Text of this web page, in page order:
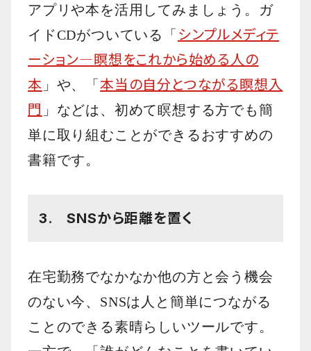
アプリや本を活用してみましょう。ガ
イドCDがついている「 シンプルメディテ
ーション―瞑想をこれから始める人の
本 」や、「本当の自分とつながる瞑想入
門 」などは、初めて瞑想する方でも簡
単に取り組むことができるおすすめの
書籍です。
3. SNSから距離を置く
在宅勤務でなかなか他の方と会う機会
のない今、SNSは人と簡単につながる
ことのできる素晴らしいツールです。